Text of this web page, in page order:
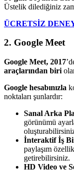
Üstelik dilediğiniz
ÜCRETSİZ
2. Google Meet
Google Meet, 2017
araçlarından biri
Google hesabınızla
noktaları şunlardır:
Sanal Arka
görünümü
İnteraktif İş
paylaşım
getirebilirsiniz.
HD Video ve